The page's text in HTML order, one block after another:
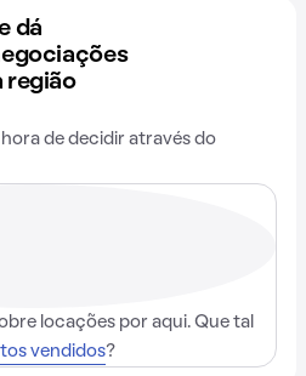
dá
região
hora de decidir através do
locações por aqui. Que tal
vendidos?